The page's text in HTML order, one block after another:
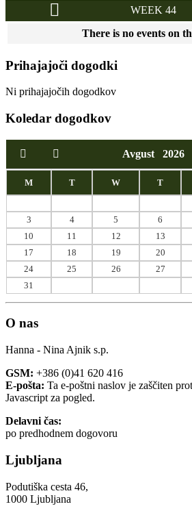
WEEK 44
There is no events on
Prihajajoči dogodki
Ni prihajajočih dogodkov
Koledar dogodkov
Avgust 2026
M T W T
3
4 5 6
10
11 12 13
17
18 19 20
24
25 26 27
31
O nas
Hanna - Nina Ajnik s.p.
GSM: +386 (0)41 620 416
E-pošta: Ta e-poštni naslov je zaščiten
Javascript za pogled.
Delavni čas:
po predhodnem dogovoru
Ljubljana
Podutiška cesta 46,
1000 Ljubljana